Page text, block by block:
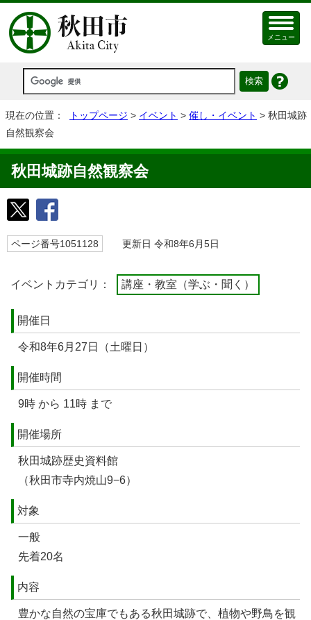
メニュー
現在の位置： トップページ > イベント > 催し・イベント > 秋田城跡
自然観察会
秋田城跡自然観察会
ページ番号1051128 更新日 令和8年6月5日
イベントカテゴリ： 講座・教室（学ぶ・聞く）
開催日
令和8年6月27日（土曜日）
開催時間
9時 から 11時 まで
開催場所
秋田城跡歴史資料館
（秋田市寺内焼山9−6）
対象
一般
先着20名
内容
豊かな自然の宝庫でもある秋田城跡で、植物や野鳥を観